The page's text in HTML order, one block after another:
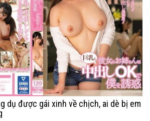
dụ được gái xinh về chịch, ai dè bị em